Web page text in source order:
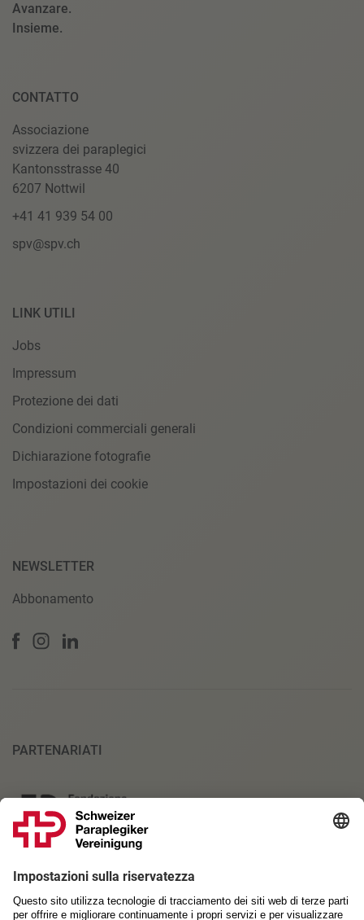
Avanzare.
Insieme.
CONTATTO
Associazione
svizzera dei paraplegici
Kantonsstrasse 40
6207 Nottwil
+41 41 939 54 00
spv@spv.ch
LINK UTILI
Jobs
Impressum
Protezione dei dati
Condizioni commerciali generali
Dichiarazione fotografie
Impostazioni dei cookie
NEWSLETTER
Abbonamento
PARTENARIATI